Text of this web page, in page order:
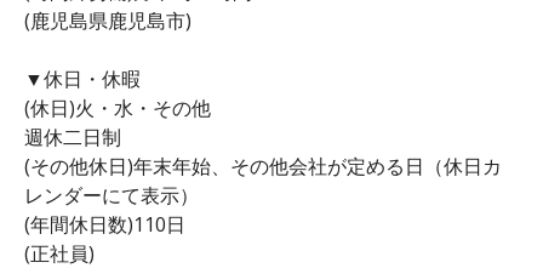
(鹿児島県鹿児島市)
▼休日・休暇
(休日)火・水・その他
週休二日制
(その他休日)年末年始、その他会社が定める日（休日カ
レンダーにて表示）
(年間休日数)110日
(正社員)